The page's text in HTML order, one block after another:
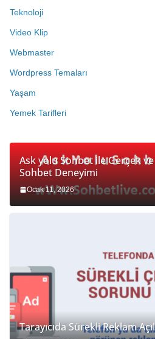
Teknoloji
Video Klip
Webmaster
Wordpress Temaları
Yaşam
Yemek Tarifleri
Ask yolu Sohbet ile Gerçek
Sohbet Deneyimi
Ocak 11, 2026
Tarayıcıda Sürekli Reklam